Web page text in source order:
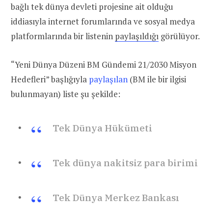
bağlı tek dünya devleti projesine ait olduğu
iddiasıyla internet forumlarında ve sosyal medya
platformlarında bir listenin paylaşıldığı görülüyor.
“Yeni Dünya DüzeniBM Gündemi 21/2030Misyon
Hedefleri” başlığıyla paylaşılan (BM ile bir ilgisi
bulunmayan) liste şu şekilde:
Tek Dünya Hükümeti
Tek dünya nakitsiz para birimi
Tek Dünya Merkez Bankası